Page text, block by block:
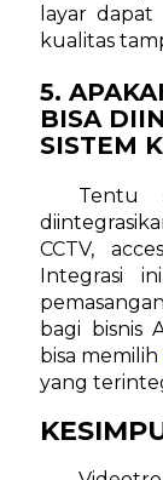
layar
kualitas
5.
BISA
SISTEM
Tentu
CCTV,
Integrasi
bagi bisnis
bisa memilih
yang